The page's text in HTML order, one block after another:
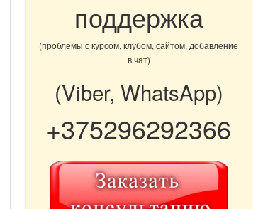
поддержка
(проблемы с курсом, клубом, сайтом, добавление
в чат)
(Viber, WhatsApp)
+375296292366